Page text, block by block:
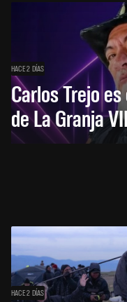
HACE 2 DÍAS
Carlos Trejo
de La Granja
HACE 2 DÍAS